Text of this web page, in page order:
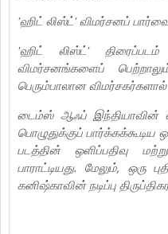
'ஹிட் லிஸ்ட்' விமர்சனப்
'ஹிட் லிஸ்ட்' திரைப்படம்
விமர்சனங்களைப்
பெரும்பாலான விமர்சகர்களால்
டைம்ஸ் ஆஃப் இந்தியாவின்
பொழுதுக்குப் பார்க்கக்கூடிய
படத்தின் ஒளிப்பதிவு
பாராட்டியது. மேலும், ஒரு
கனிஷ்காவின் நடிப்பு